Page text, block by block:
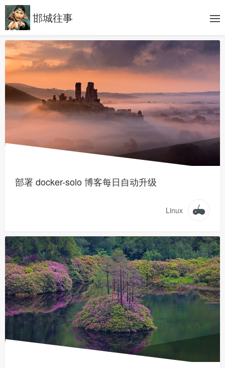
邯城往事
部署 docker-solo 博客每日自动升级
Linux